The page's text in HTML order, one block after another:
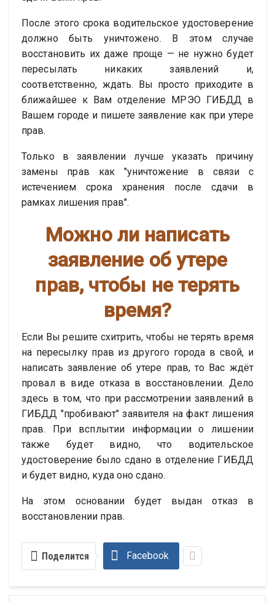
После этого срока водительское удостоверение
должно быть уничтожено. В этом случае
восстановить их даже проще — не нужно будет
пересылать никаких заявлений и,
соответственно, ждать. Вы просто приходите в
ближайшее к Вам отделение МРЭО ГИБДД в
Вашем городе и пишете заявление как при утере
прав.
Только в заявлении лучше указать причину
замены прав как "уничтожение в связи с
истечением срока хранения после сдачи в
рамках лишения прав".
Можно ли написать
заявление об утере
прав, чтобы не терять
время?
Если Вы решите схитрить, чтобы не терять время
на пересылку прав из другого города в свой, и
написать заявление об утере прав, то Вас ждёт
провал в виде отказа в восстановлении. Дело
здесь в том, что при рассмотрении заявлений в
ГИБДД "пробивают" заявителя на факт лишения
прав. При всплытии информации о лишении
также будет видно, что водительское
удостоверение было сдано в отделение ГИБДД
и будет видно, куда оно сдано.
На этом основании будет выдан отказ в
восстановлении прав.
Поделится Facebook